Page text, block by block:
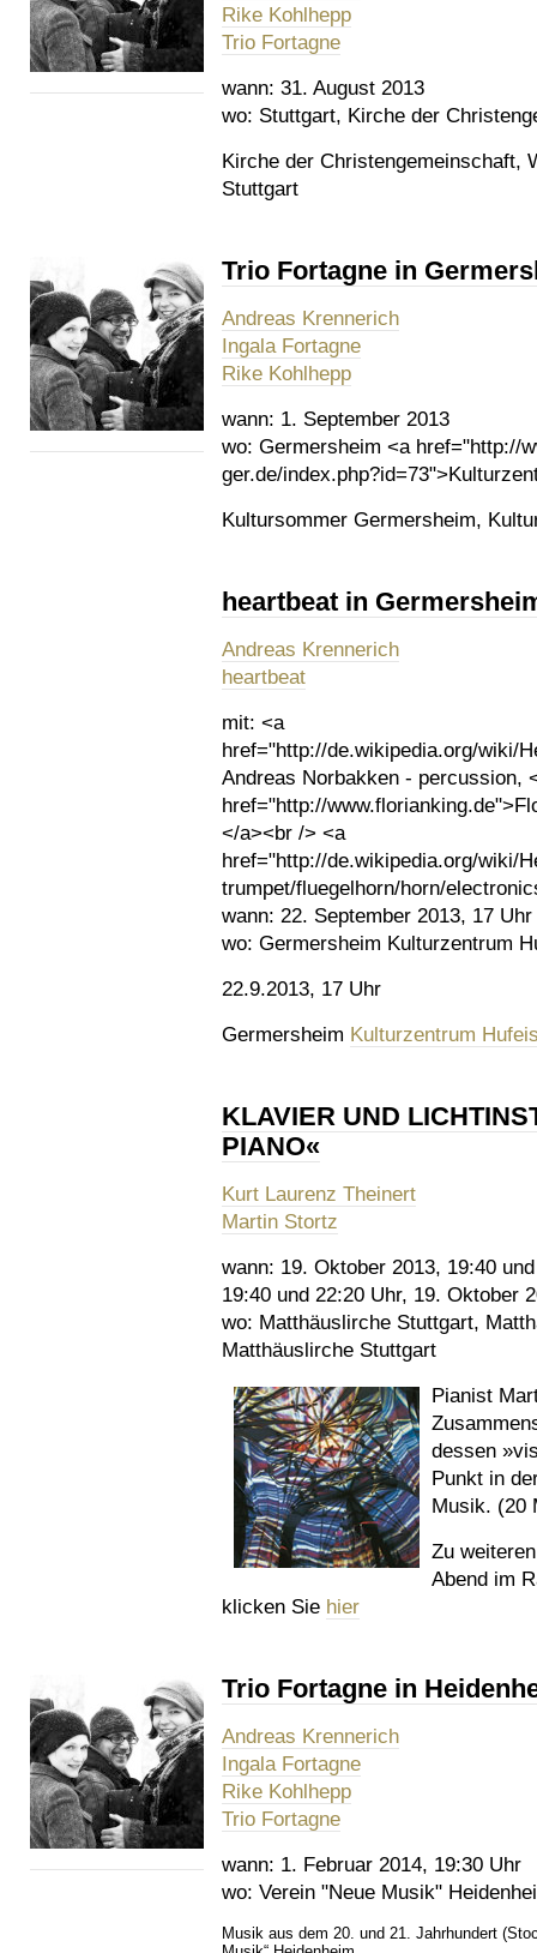
Rike Kohlhepp
Trio Fortagne
wann: 31. August 2013
wo: Stuttgart, Kirche der
Kirche der Christengemeinschaft,
Stuttgart
Trio Fortagne in
Andreas Krennerich
Ingala Fortagne
Rike Kohlhepp
wann: 1. September 2013
wo: Germersheim <a href="http://
ger.de/
Kultursommer Germersheim,
heartbeat in
Andreas Krennerich
heartbeat
mit: <a
href="http://de.wikipedia.org/wiki/
Andreas Norbakken - percussion,
href="http://
</a><br /> <a
href="http://de.wikipedia.org/wiki/
trumpet/fluegelhorn/horn/
wann: 22. September 2013, 17 Uhr
wo: Germersheim Kulturzentrum
22.9.2013, 17 Uhr
Germersheim Kulturzentrum
KLAVIER UND
PIANO«
Kurt Laurenz Theinert
Martin Stortz
wann: 19. Oktober 2013, 19:40
19:40 und 22:20 Uhr, 19. Oktober
wo: Matthäuslirche Stuttgart,
Matthäuslirche Stuttgart
Pianist
dessen
Punkt in
Musik. (20
Zu
Abend im
klicken Sie hier
Trio Fortagne in
Andreas Krennerich
Ingala Fortagne
Rike Kohlhepp
Trio Fortagne
wann: 1. Februar 2014, 19:30 Uhr
wo: Verein "Neue Musik"
Musik aus dem 20. und 21. Jahrhundert